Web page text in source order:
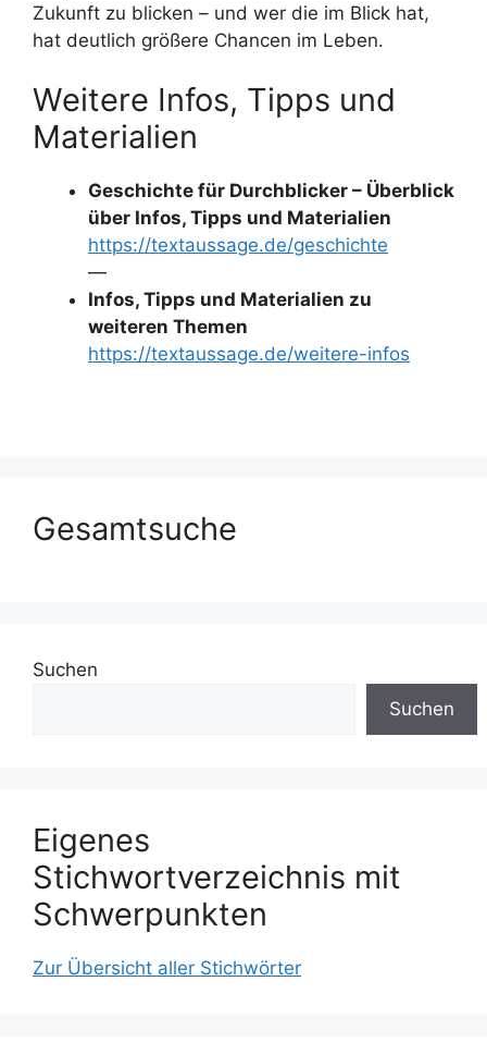
Zukunft zu blicken – und wer die im Blick hat,
hat deutlich größere Chancen im Leben.
Weitere Infos, Tipps und
Materialien
Geschichte für Durchblicker – Überblick
über Infos, Tipps und Materialien
https://textaussage.de/geschichte
—
Infos, Tipps und Materialien zu
weiteren Themen
https://textaussage.de/weitere-infos
Gesamtsuche
Suchen
Suchen
Eigenes
Stichwortverzeichnis mit
Schwerpunkten
Zur Übersicht aller Stichwörter